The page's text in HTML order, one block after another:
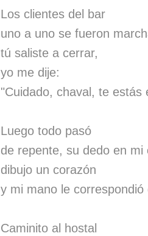
Los clientes del bar
uno a uno se fueron
tú saliste a cerrar,
yo me dije:
"Cuidado, chaval, te estás
Luego todo pasó
de repente, su dedo en mi
dibujo un corazón
y mi mano le correspondió
Caminito al hostal